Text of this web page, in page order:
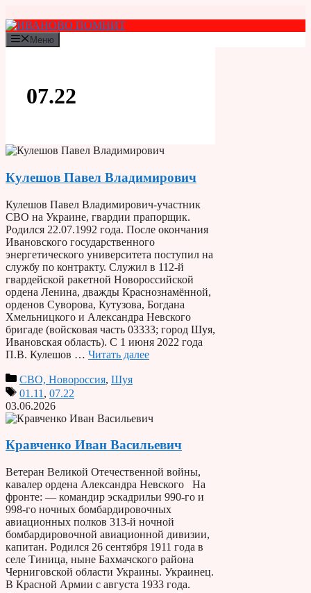
к
содержимому
Меню
07.22
Кулешов Павел Владимирович
Кулешов Павел Владимирович-участник
СВО на Украине, гвардии прапорщик.
Родился 22.07.1992 года. После окончания
Ивановского государственного
энергетического университета поступил на
службу по контракту. Служил в 112-й
гвардейской ракетной Новороссийской
ордена Ленина, дважды Краснознамённой,
орденов Суворова, Кутузова, Богдана
Хмельницкого и Александра Невского
бригаде (войсковая часть 03333; город Шуя,
Ивановская область). С 1 июня 2022 года
П.В. Кулешов … Читать далее
СВО, Новороссия, Шуя
01.11 , 07.22
03.06.2026
Кравченко Иван Васильевич
Ветеран Великой Отечественной войны,
кавалер ордена Александра Невского На
фронте: — командир эскадрильи 990-го и
998-го ночных бомбардировочных
авиационных полков 313-й ночной
бомбардировочной авиационной дивизии,
капитан. Родился 26 сентября 1911 года в
селе Тиница, ныне Бахмачского района
Черниговской области Украины. Украинец.
В Красной Армии с августа 1933 года.